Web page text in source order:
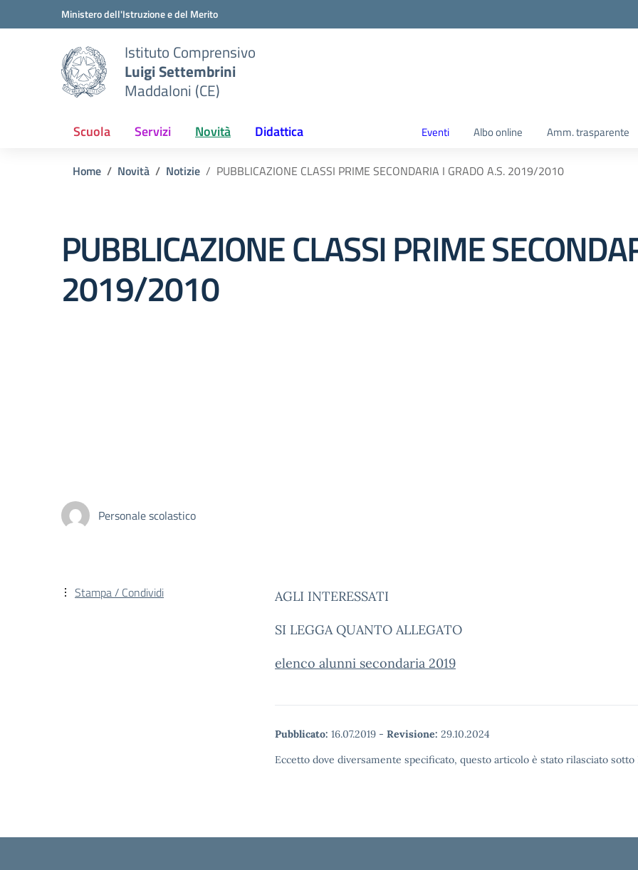
Vai ai contenuti
Vai al menu di navigazioneMinistero dell'Istruzione e del Merito
Istituto Comprensivo
Luigi Settembrini
Maddaloni (CE)
Scuola Servizi Novità Didattica Eventi Albo online Amm. trasparente
Home Novità Notizie PUBBLICAZIONE CLASSI PRIME SECONDARIA I GRADO A.S. 2019/2010
PUBBLICAZIONE CLASSI PRIME
2019/2010
Personale scolastico
AGLI INTERESSATI
SI LEGGA QUANTO ALLEGATO
elenco alunni secondaria 2019
Pubblicato: 16.07.2019 - Revisione: 29.10.2024
Eccetto dove diversamente specificato, questo articolo è stato rilasciato
Stampa / Condividi